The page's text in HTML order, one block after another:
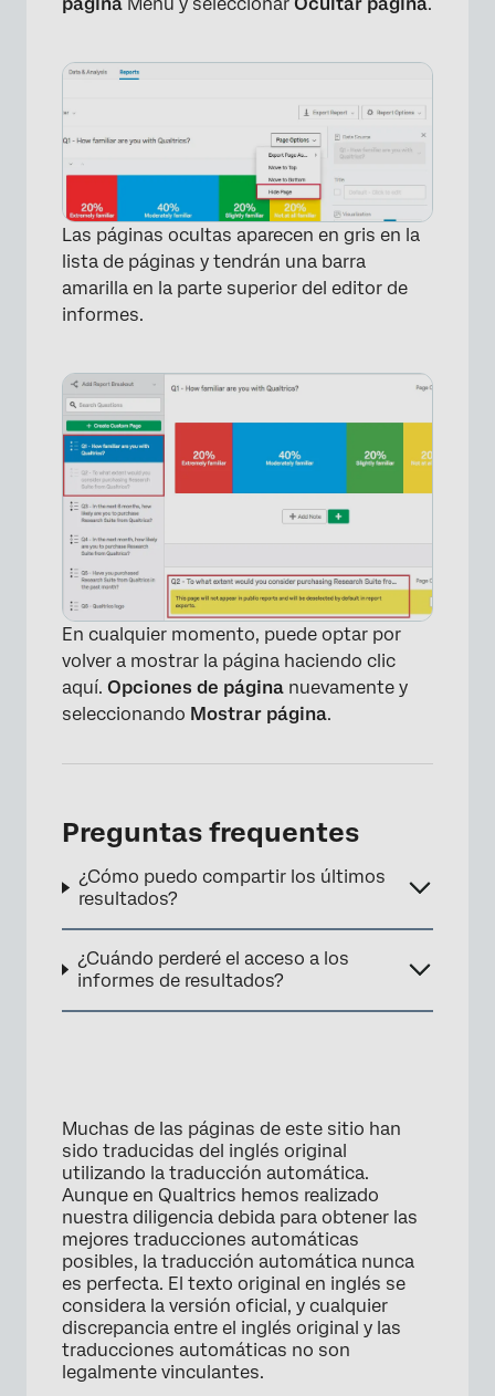
página Menú y seleccionar Ocultar página.
×
Las páginas ocultas aparecen en gris en la
lista de páginas y tendrán una barra
amarilla en la parte superior del editor de
informes.
En cualquier momento, puede optar por
volver a mostrar la página haciendo clic
aquí. Opciones de página nuevamente y
seleccionando Mostrar página.
Preguntas frequentes
¿Cómo puedo compartir los últimos
resultados?
¿Cuándo perderé el acceso a los
informes de resultados?
Muchas de las páginas de este sitio han
sido traducidas del inglés original
utilizando la traducción automática.
Aunque en Qualtrics hemos realizado
nuestra diligencia debida para obtener las
mejores traducciones automáticas
posibles, la traducción automática nunca
es perfecta. El texto original en inglés se
considera la versión oficial, y cualquier
discrepancia entre el inglés original y las
traducciones automáticas no son
legalmente vinculantes.